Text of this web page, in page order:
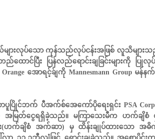
များလုပ်သော ကုန်သည်လုပ်ငန်းအဖြစ် လူသိများ
ည်ထောင်ပြီး ပြန်လည်ရောင်းချခြင်းများကို
အောရင့်ခ်ျကို Mannesmann Group မန်
ပြိုင်ဘက် ပီအက်စ်အေကော်ပိုရေးရှင်း PSA
အမြတ်ငွေရရှိခဲ့သည်။ မကြာသေးမီက ဟက်ချိစံ ဝှ
း(ဟက်ချိစံ အက်ဆာ) မှ ထိန်းချုပ်ထားသော အ